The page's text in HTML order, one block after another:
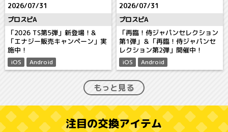
2026/07/31
プロスピA
「2026 TS第5弾」新登場！&
「エナジー販売キャンペーン」実
施中！
iOS Android
2026/07/31
プロスピA
「再臨！侍ジャパンセレクション
第1弾」＆「再臨！侍ジャパンセ
レクション第2弾」開催中！
iOS Android
もっと見る
注目の交換アイテム